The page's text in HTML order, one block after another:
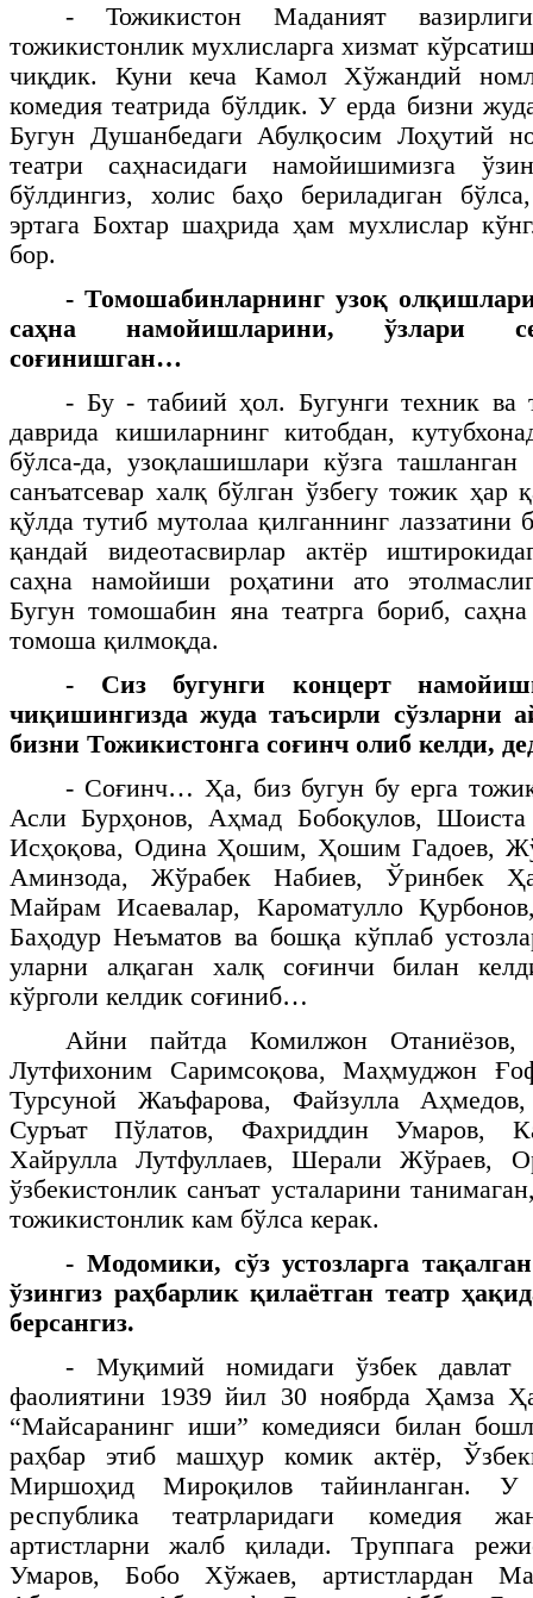
- Тожикистон Маданият
тожикистонлик мухлисларга хизмат
чиқдик. Куни кеча Камол Хўжандий
комедия театрида бўлдик. У ерда бизни
Бугун Душанбедаги Абулқосим Лоҳутий
театри саҳнасидаги намойишимизга
бўлдингиз, холис баҳо бериладиган
эртага Бохтар шаҳрида ҳам мухлислар
бор.
- Томошабинларнинг узоқ
саҳна намойишларини, ўзлари
соғинишган…
- Бу - табиий ҳол. Бугунги техник ва
даврида кишиларнинг китобдан,
бўлса-да, узоқлашишлари кўзга
санъатсевар халқ бўлган ўзбегу тожик ҳар
қўлда тутиб мутолаа қилганнинг лаззатини
қандай видеотасвирлар актёр
саҳна намойиши роҳатини ато
Бугун томошабин яна театрга бориб,
томоша қилмоқда.
- Сиз бугунги концерт
чиқишингизда жуда таъсирли сўзларни
бизни Тожикистонга соғинч олиб келди,
- Соғинч… Ҳа, биз бугун бу ерга
Асли Бурҳонов, Аҳмад Бобоқулов,
Исҳоқова, Одина Ҳошим, Ҳошим Гадоев,
Аминзода, Жўрабек Набиев, Ўринбек
Майрам Исаевалар, Кароматулло
Баҳодур Неъматов ва бошқа кўплаб
уларни алқаган халқ соғинчи билан
кўрголи келдик соғиниб…
Айни пайтда Комилжон
Лутфихоним Саримсоқова, Маҳмуджон
Турсуной Жаъфарова, Файзулла
Суръат Пўлатов, Фахриддин Умаров,
Хайрулла Лутфуллаев, Шерали Жўраев,
ўзбекистонлик санъат усталарини
тожикистонлик кам бўлса керак.
- Модомики, сўз устозларга
ўзингиз раҳбарлик қилаётган театр
берсангиз.
- Муқимий номидаги ўзбек давлат
фаолиятини 1939 йил 30 ноябрда Ҳамза
“Майсаранинг иши” комедияси билан
раҳбар этиб машҳур комик актёр,
Миршоҳид Мироқилов тайинланган.
республика театрларидаги комедия
артистларни жалб қилади. Труппага
Умаров, Бобо Хўжаев, артистлардан